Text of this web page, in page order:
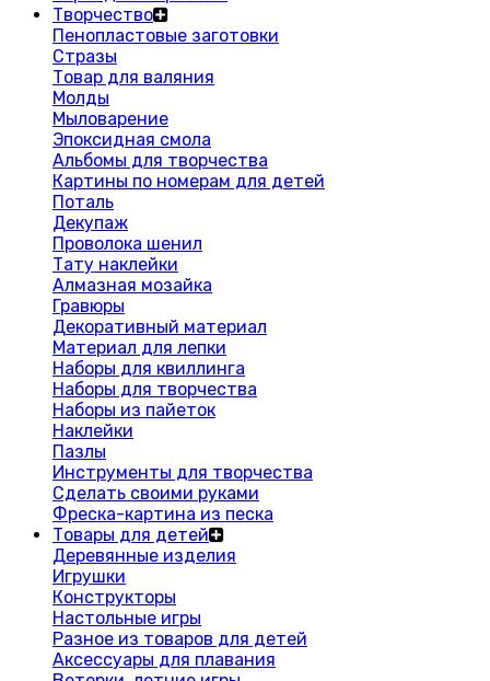
Творчество
Пенопластовые заготовки
Стразы
Товар для валяния
Молды
Мыловарение
Эпоксидная смола
Альбомы для творчества
Картины по номерам для детей
Поталь
Декупаж
Проволока шенил
Тату наклейки
Алмазная мозайка
Гравюры
Декоративный материал
Материал для лепки
Наборы для квиллинга
Наборы для творчества
Наборы из пайеток
Наклейки
Пазлы
Инструменты для творчества
Сделать своими руками
Фреска-картина из песка
Товары для детей
Деревянные изделия
Игрушки
Конструкторы
Настольные игры
Разное из товаров для детей
Аксессуары для плавания